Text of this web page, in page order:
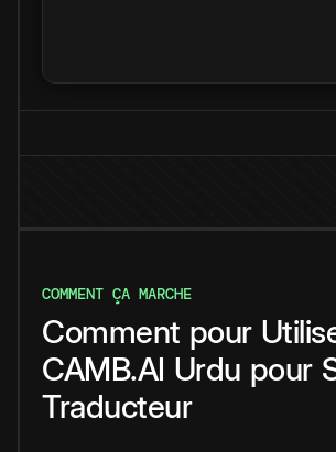
COMMENT ÇA MARCHE
Comment pour
CAMB.AI Urdu pour
Traducteur